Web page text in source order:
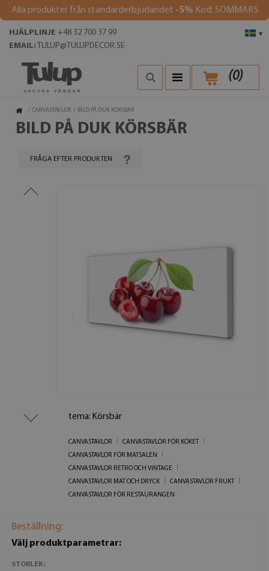
Alla produkter från standarderbjudandet -5% Kod: SOMMAR5
▾
HJÄLPLINJE +48 32 700 37 99
EMAIL: TULUP@TULUPDECOR.SE
(0)
/ CANVASTAVLOR / BILD PÅ DUK KÖRSBÄR
BILD PÅ DUK KÖRSBÄR
FRÅGA EFTER PRODUKTEN
tema: Körsbär
CANVASTAVLOR
CANVASTAVLOR FÖR KÖKET
CANVASTAVLOR FÖR MATSALEN
CANVASTAVLOR RETRO OCH VINTAGE
CANVASTAVLOR MAT OCH DRYCK
CANVASTAVLOR FRUKT
CANVASTAVLOR FÖR RESTAURANGEN
Beställning:
Välj produktparametrar:
STORLEK: